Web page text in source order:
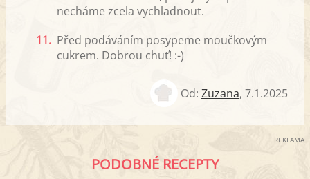
necháme zcela vychladnout.
11. Před podáváním posypeme moučkovým
cukrem. Dobrou chuť! :-)
Od: Zuzana, 7.1.2025
REKLAMA
PODOBNÉ RECEPTY